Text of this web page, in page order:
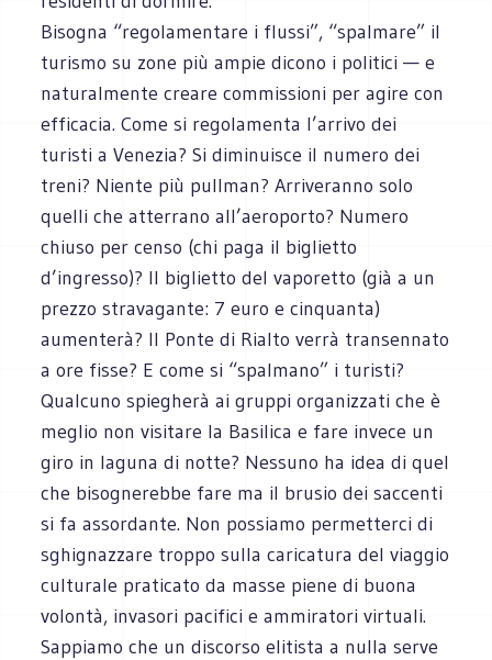
Bisogna “regolamentare i flussi”, “spalmare” il
turismo su zone più ampie dicono i politici — e
naturalmente creare commissioni per agire con
efficacia. Come si regolamenta l’arrivo dei
turisti a Venezia? Si diminuisce il numero dei
treni? Niente più pullman? Arriveranno solo
quelli che atterrano all’aeroporto? Numero
chiuso per censo (chi paga il biglietto
d’ingresso)? Il biglietto del vaporetto (già a un
prezzo stravagante: 7 euro e cinquanta)
aumenterà? Il Ponte di Rialto verrà transennato
a ore fisse? E come si “spalmano” i turisti?
Qualcuno spiegherà ai gruppi organizzati che è
meglio non visitare la Basilica e fare invece un
giro in laguna di notte? Nessuno ha idea di quel
che bisognerebbe fare ma il brusio dei saccenti
si fa assordante. Non possiamo permetterci di
sghignazzare troppo sulla caricatura del viaggio
culturale praticato da masse piene di buona
volontà, invasori pacifici e ammiratori virtuali.
Sappiamo che un discorso elitista a nulla serve